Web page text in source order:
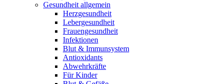
Gesundheit allgemein
Herzgesundheit
Lebergesundheit
Frauengesundheit
Infektionen
Blut & Immunsystem
Antioxidants
Abwehrkräfte
Für Kinder